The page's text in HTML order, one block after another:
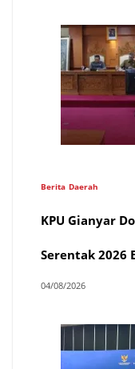
Berita Daerah
KPU Gianyar
Serentak 2026
04/08/2026